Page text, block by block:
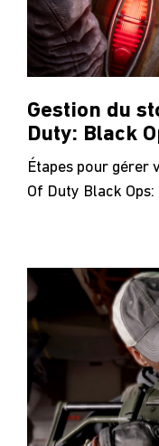
Gestion du
Duty: Black
Étapes pour gérer
Of Duty Black Ops: